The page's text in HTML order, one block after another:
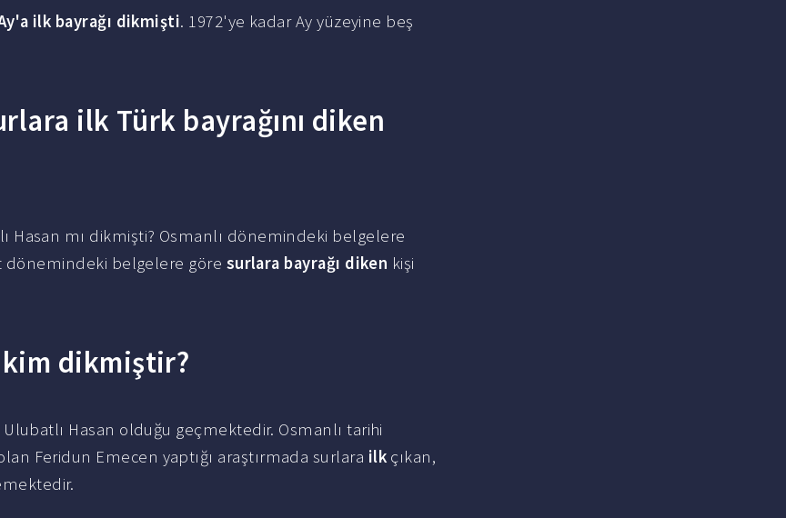
ilk bayrağı dikmişti. 1972'ye kadar Ay yüzeyine beş
ilk Türk bayrağını diken
Hasan mı dikmişti? Osmanlı dönemindeki belgelere
dönemindeki belgelere göre surlara bayrağı diken kişi
kim dikmiştir?
Hasan olduğu geçmektedir. Osmanlı tarihi
Feridun Emecen yaptığı araştırmada surlara ilk çıkan,